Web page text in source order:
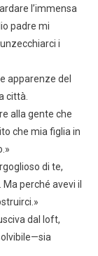
l’immensa
padre mi
i
apparenze del
città.
alla gente che
che mia figlia in
di te,
perché avevi il
dal loft,